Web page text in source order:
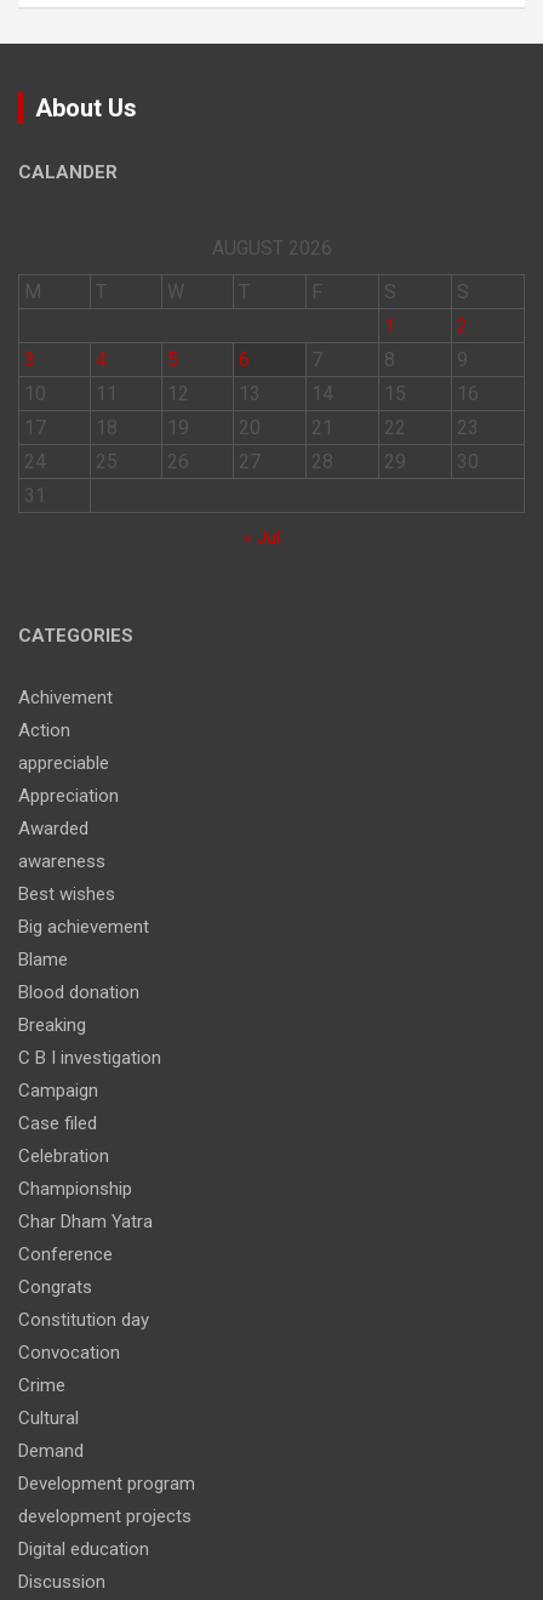
About Us
CALANDER
AUGUST 2026
M
T W T F S
S
1
2
3
4 5 6 7 8
9
10
11 12 13 14 15
16
17
18 19 20 21 22
23
24
25 26 27 28 29
30
31
« Jul
CATEGORIES
Achivement
Action
appreciable
Appreciation
Awarded
awareness
Best wishes
Big achievement
Blame
Blood donation
Breaking
C B I investigation
Campaign
Case filed
Celebration
Championship
Char Dham Yatra
Conference
Congrats
Constitution day
Convocation
Crime
Cultural
Demand
Development program
development projects
Digital education
Discussion